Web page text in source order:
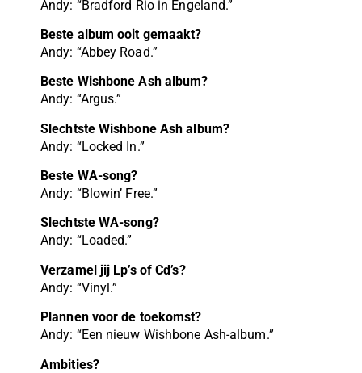
Andy: “Bradford Rio in Engeland.”
Beste album ooit gemaakt?
Andy: “Abbey Road.”
Beste Wishbone Ash album?
Andy: “Argus.”
Slechtste Wishbone Ash album?
Andy: “Locked In.”
Beste WA-song?
Andy: “Blowin’ Free.”
Slechtste WA-song?
Andy: “Loaded.”
Verzamel jij Lp’s of Cd’s?
Andy: “Vinyl.”
Plannen voor de toekomst?
Andy: “Een nieuw Wishbone Ash-album.”
Ambities?